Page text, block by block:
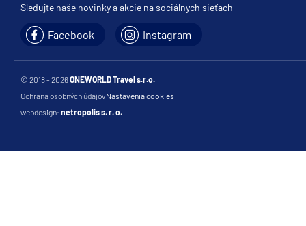
Sledujte naše novinky a akcie na sociálnych sieťach
Facebook Instagram
© 2018 - 2026ONEWORLD Travel s.r.o.
Ochrana osobných údajovNastavenia cookies
webdesign: netropolis s. r. o.